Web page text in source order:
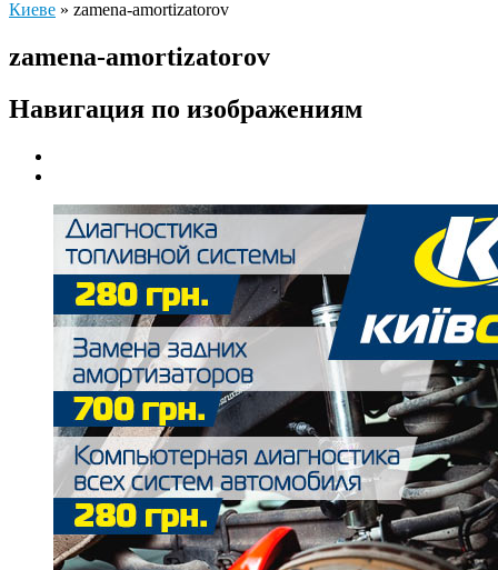
Киеве » zamena-amortizatorov
zamena-amortizatorov
Навигация по изображениям